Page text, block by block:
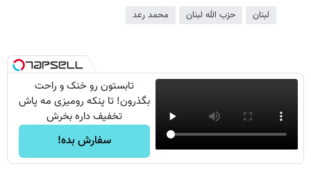
لبنان حزب الله لبنان محمد رعد
تابستون رو خنک و راحت
بگذرون! تا پنکه رومیزی مه پاش
تخفیف داره بخرش
سفارش بده!